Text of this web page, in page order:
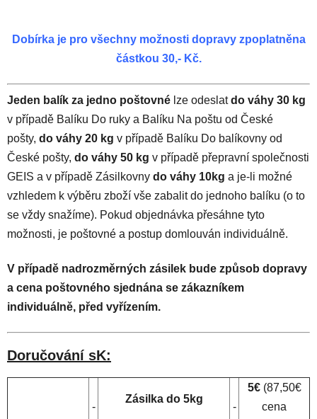
Dobírka je pro všechny možnosti dopravy zpoplatněna
částkou 30,- Kč.
Jeden balík za jedno poštovné lze odeslatdo váhy 30 kg
v případě Balíku Do ruky a Balíku Na poštu od České
pošty, do váhy 20 kg v případě Balíku Do balíkovny od
České pošty, do váhy 50 kg v případě přepravní společnosti
GEIS a v případě Zásilkovny do váhy 10kg a je-li možné
vzhledem k výběru zboží vše zabalit do jednoho balíku (o to
se vždy snažíme). Pokud objednávka přesáhne tyto
možnosti, je poštovné a postup domlouván individuálně.
V případě nadrozměrných zásilek bude způsob dopravy
a cena poštovného sjednána se zákazníkem
individuálně, před vyřízením.
Doručování sK:
-
Zásilka do 5kg
-
5€ (87,50€
cena